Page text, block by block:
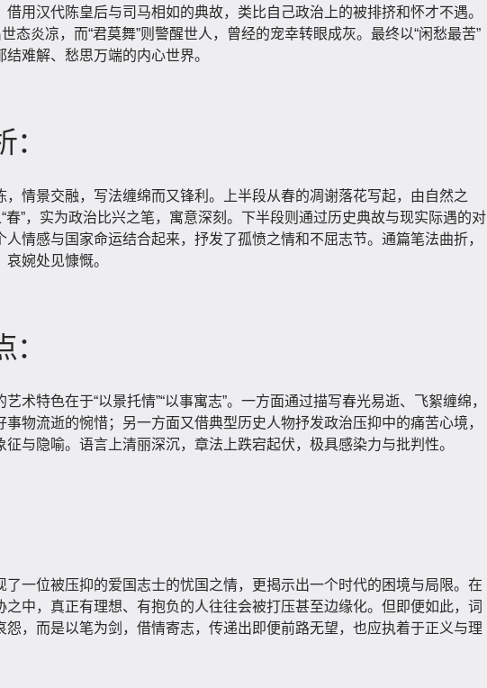
借用汉代陈皇后与司马相如的典故，类比自己政治上的被排挤和怀才不遇。
世态炎凉，而“君莫舞”则警醒世人，曾经的宠幸转眼成灰。最终以“闲愁最苦”
结难解、愁思万端的内心世界。
，情景交融，写法缠绵而又锋利。上半段从春的凋谢落花写起，由自然之
“春”，实为政治比兴之笔，寓意深刻。下半段则通过历史典故与现实际遇的对
人情感与国家命运结合起来，抒发了孤愤之情和不屈志节。通篇笔法曲折，
婉处见慷慨。
术特色在于“以景托情”“以事寓志”。一方面通过描写春光易逝、飞絮缠绵，
事物流逝的惋惜；另一方面又借典型历史人物抒发政治压抑中的痛苦心境，
征与隐喻。语言上清丽深沉，章法上跌宕起伏，极具感染力与批判性。
了一位被压抑的爱国志士的忧国之情，更揭示出一个时代的困境与局限。在
之中，真正有理想、有抱负的人往往会被打压甚至边缘化。但即便如此，词
怨，而是以笔为剑，借情寄志，传递出即便前路无望，也应执着于正义与理